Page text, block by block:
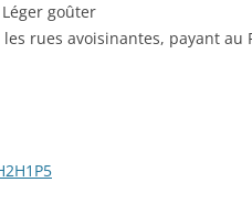
goûter
avoisinantes, payant au